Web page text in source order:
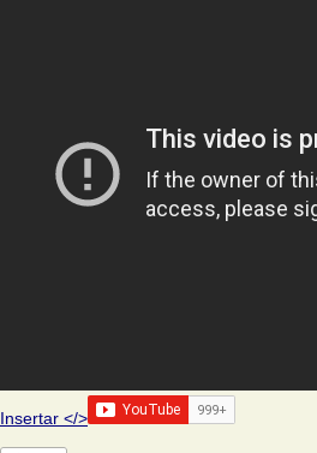
Insertar </>